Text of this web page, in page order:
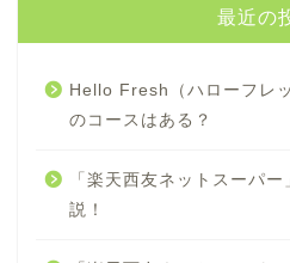
最近の
Hello Fresh（ハローフレ
のコースはある？
「楽天西友ネットスーパ
説！